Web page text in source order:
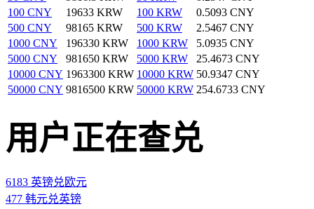
100 CNY
19633 KRW 100 KRW
0.5093 CNY
500 CNY
98165 KRW 500 KRW
2.5467 CNY
1000 CNY
196330 KRW 1000 KRW
5.0935 CNY
5000 CNY
981650 KRW 5000 KRW
25.4673 CNY
10000 CNY 1963300 KRW 10000 KRW 50.9347 CNY
50000 CNY 9816500 KRW 50000 KRW 254.6733 CNY
用户正在查兑
6183 英镑兑欧元
477 韩元兑英镑